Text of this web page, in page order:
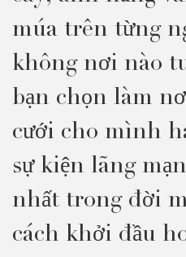
múa trên từng
không nơi nào
bạn chọn làm
cưới cho mình
sự kiện lãng
nhất trong đời
cách khởi đầu